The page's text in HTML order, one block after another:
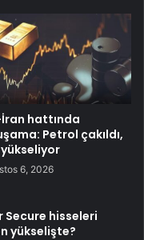
hattında
Petrol çakıldı,
yükseliyor
6, 2026
Secure hisseleri
yükselişte?